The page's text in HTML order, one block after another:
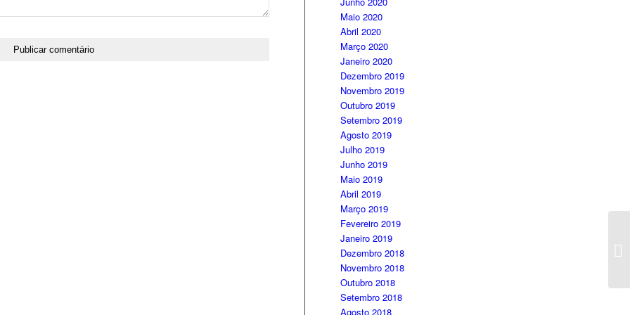
Maio 2020
Abril 2020
Março 2020
Janeiro 2020
Dezembro 2019
Novembro 2019
Outubro 2019
Setembro 2019
Agosto 2019
Julho 2019
Junho 2019
Maio 2019
Abril 2019
Março 2019
Fevereiro 2019
Janeiro 2019
Dezembro 2018
Novembro 2018
Outubro 2018
Setembro 2018
Agosto 2018